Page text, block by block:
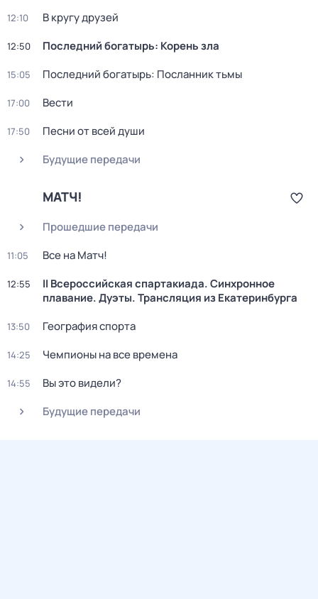
12:10 В кругу друзей
12:50 Последний богатырь: Корень зла
15:05 Последний богатырь: Посланник тьмы
17:00 Вести
17:50
Песни от всей души
Будущие передачи
МАТЧ!
Прошедшие передачи
11:05 Все на Матч!
12:55
II Всероссийская спартакиада. Синхронное
плавание. Дуэты. Трансляция из Екатеринбурга
13:50 География спорта
14:25 Чемпионы на все времена
14:55
Вы это видели?
Будущие передачи